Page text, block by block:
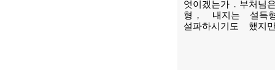
엇이겠는가．부처
형， 내지는 설득
설파하시기도 했